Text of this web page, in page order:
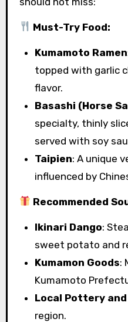
Must-Try Food:
Kumamoto Ramen
topped with garlic
flavor.
Basashi (Horse
specialty, thinly
served with soy
Taipien: A unique
influenced by
Recommended
Ikinari Dango:
sweet potato and
Kumamon Goods:
Kumamoto
Local Pottery
region.